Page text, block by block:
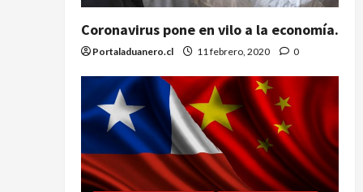
Coronavirus pone en vilo a la economía.
Portaladuanero.cl 11 febrero, 2020 0